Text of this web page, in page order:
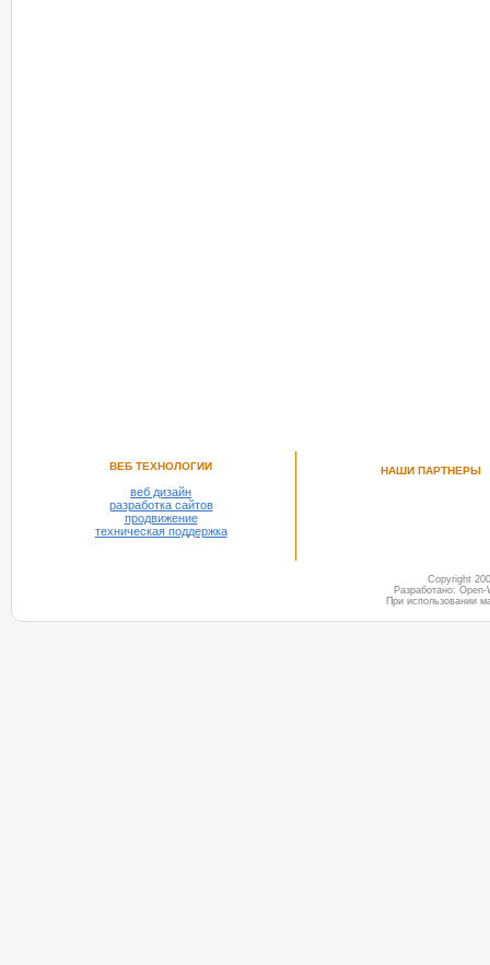
ВЕБ ТЕХНОЛОГИИ
веб дизайн
разработка сайтов
продвижение
техническая поддержка
НАШИ ПАРТНЕРЫ
Copyright
Разработано:
При использовании